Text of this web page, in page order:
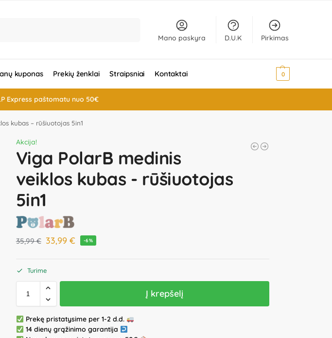
Mano paskyra D.U.K Pirkimas
kuponas Prekių ženklai Straipsniai Kontaktai 0
Express paštomatu nuo 50€
kubas – rūšiuotojas 5in1
Akcija!
Viga PolarB medinis
veiklos kubas - rūšiuotojas
5in1
35,99€ 33,99 € -6%
Turime
Į krepšelį
Prekę pristatysime per 1-2 d.d.
14 dienų grąžinimo garantija